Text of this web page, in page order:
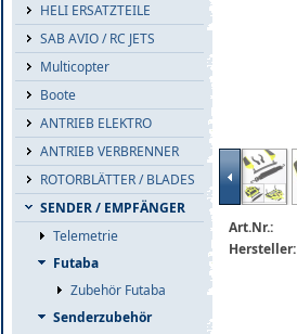
HELI ERSATZTEILE
SAB AVIO / RC JETS
Multicopter
Boote
ANTRIEB ELEKTRO
ANTRIEB VERBRENNER
ROTORBLÄTTER / BLADES
SENDER / EMPFÄNGER
Telemetrie
Futaba
Zubehör Futaba
Senderzubehör
Art.Nr.:
Hersteller: